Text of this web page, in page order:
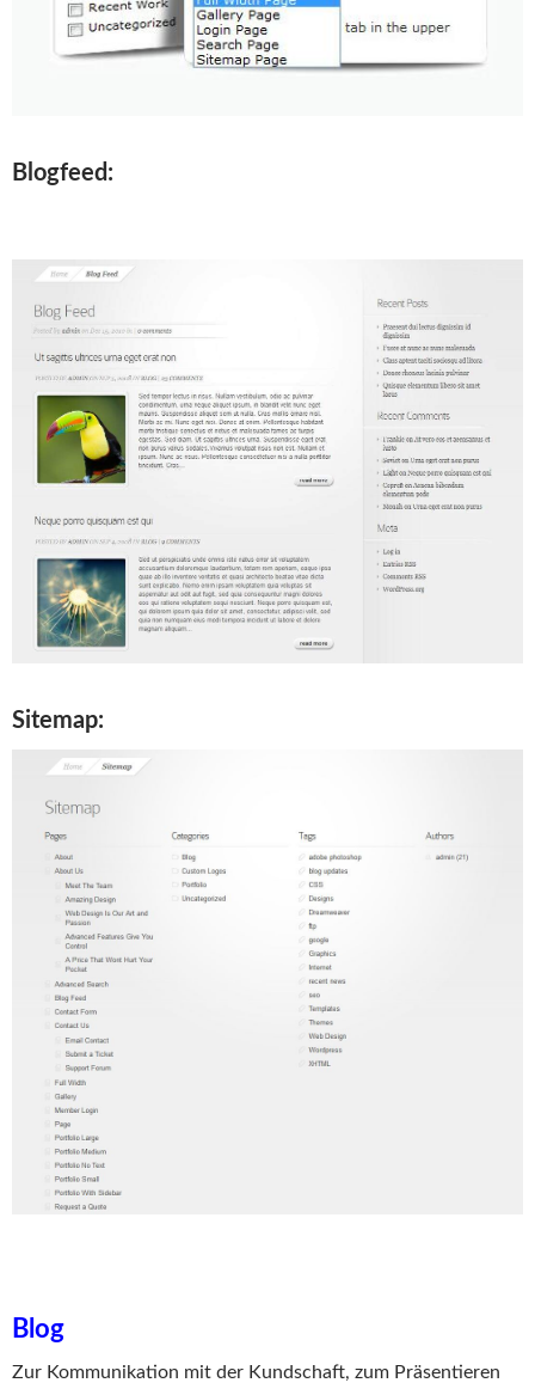
Blogfeed:
Sitemap:
Blog
Zur Kommunikation mit der Kundschaft, zum Präsentieren